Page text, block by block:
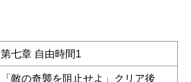
第七章 自由時間1
「敵の奇襲を阻止せよ」クリア後